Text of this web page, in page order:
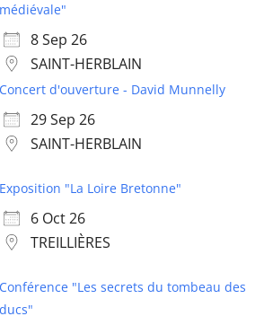
médiévale"
8 Sep 26
SAINT-HERBLAIN
Concert d'ouverture - David Munnelly
29 Sep 26
SAINT-HERBLAIN
Exposition "La Loire Bretonne"
6 Oct 26
TREILLIÈRES
Conférence "Les secrets du tombeau des
ducs"